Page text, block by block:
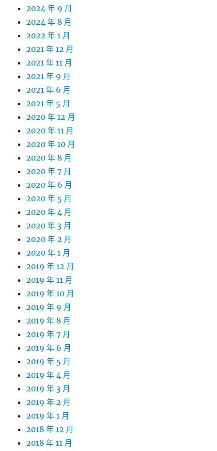
2024 年 9 月
2024 年 8 月
2022 年 1 月
2021 年 12 月
2021 年 11 月
2021 年 9 月
2021 年 6 月
2021 年 5 月
2020 年 12 月
2020 年 11 月
2020 年 10 月
2020 年 8 月
2020 年 7 月
2020 年 6 月
2020 年 5 月
2020 年 4 月
2020 年 3 月
2020 年 2 月
2020 年 1 月
2019 年 12 月
2019 年 11 月
2019 年 10 月
2019 年 9 月
2019 年 8 月
2019 年 7 月
2019 年 6 月
2019 年 5 月
2019 年 4 月
2019 年 3 月
2019 年 2 月
2019 年 1 月
2018 年 12 月
2018 年 11 月